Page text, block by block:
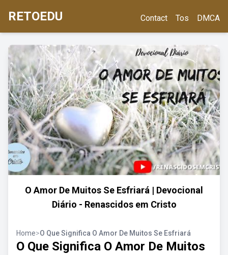
RETOEDU Contact Tos DMCA
O Amor De Muitos Se Esfriará | Devocional
Diário - Renascidos em Cristo
Home>O Que Significa O Amor De Muitos Se Esfriará
O Que Significa O Amor De Muitos